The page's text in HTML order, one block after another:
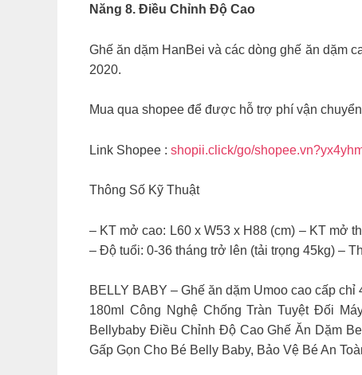
Năng 8. Điều Chỉnh Độ Cao
Ghế ăn dặm HanBei và các dòng ghế ăn dặm
2020.
Mua qua shopee để được hỗ trợ phí vận chuyển
Link Shopee : shopii.click/go/
Thông Số Kỹ Thuật
– KT mở cao: L60 x W53 x H88 (cm) – KT mở
– Độ tuổi: 0-36 tháng trở lên (tải trọng 45kg) –
BELLY BABY – Ghế ăn dặm Umoo cao cấp
180ml Công Nghệ Chống Tràn Tuyệt Đối
Bellybaby Điều Chỉnh Độ Cao Ghế Ăn Dặm
Gấp Gọn Cho Bé Belly Baby, Bảo Vệ Bé An